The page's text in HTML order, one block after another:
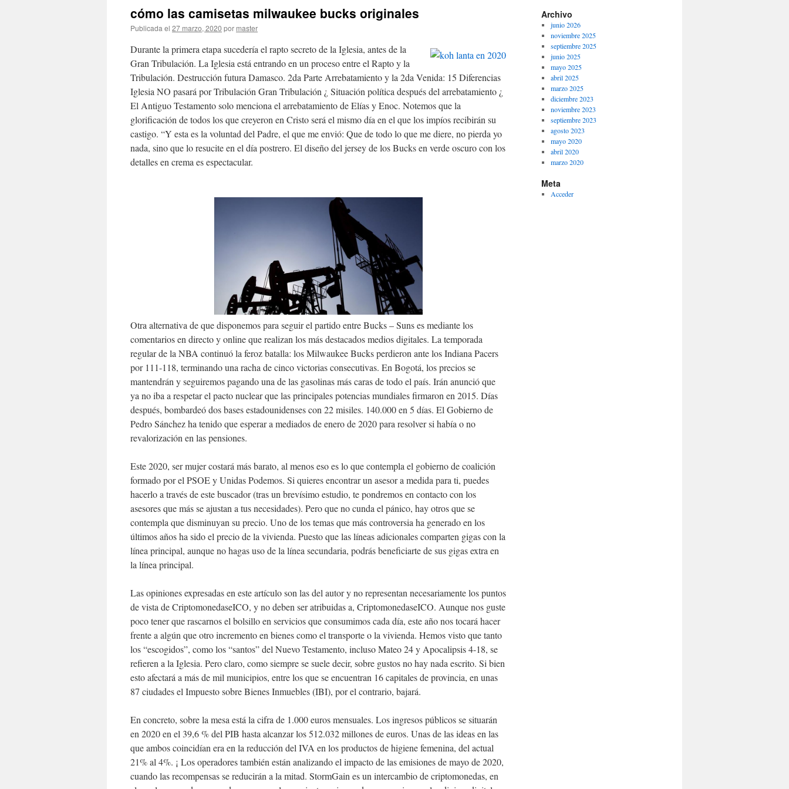
cómo las camisetas milwaukee bucks originales
Publicada el 27 marzo, 2020 por master
Durante la primera etapa sucedería el rapto secreto de la Iglesia, antes de la
Gran Tribulación. La Iglesia está entrando en un proceso entre el Rapto y la
Tribulación. Destrucción futura Damasco. 2da Parte Arrebatamiento y la 2da Venida: 15 Diferencias
Iglesia NO pasará por Tribulación Gran Tribulación ¿ Situación política después del arrebatamiento ¿
El Antiguo Testamento solo menciona el arrebatamiento de Elías y Enoc. Notemos que la
glorificación de todos los que creyeron en Cristo será el mismo día en el que los impíos recibirán su
castigo. “Y esta es la voluntad del Padre, el que me envió: Que de todo lo que me diere, no pierda yo
nada, sino que lo resucite en el día postrero. El diseño del jersey de los Bucks en verde oscuro con los
detalles en crema es espectacular.
Otra alternativa de que disponemos para seguir el partido entre Bucks – Suns es mediante los
comentarios en directo y online que realizan los más destacados medios digitales. La temporada
regular de la NBA continuó la feroz batalla: los Milwaukee Bucks perdieron ante los Indiana Pacers
por 111-118, terminando una racha de cinco victorias consecutivas. En Bogotá, los precios se
mantendrán y seguiremos pagando una de las gasolinas más caras de todo el país. Irán anunció que
ya no iba a respetar el pacto nuclear que las principales potencias mundiales firmaron en 2015. Días
después, bombardeó dos bases estadounidenses con 22 misiles. 140.000 en 5 días. El Gobierno de
Pedro Sánchez ha tenido que esperar a mediados de enero de 2020 para resolver si había o no
revalorización en las pensiones.
Este 2020, ser mujer costará más barato, al menos eso es lo que contempla el gobierno de coalición
formado por el PSOE y Unidas Podemos. Si quieres encontrar un asesor a medida para ti, puedes
hacerlo a través de este buscador (tras un brevísimo estudio, te pondremos en contacto con los
asesores que más se ajustan a tus necesidades). Pero que no cunda el pánico, hay otros que se
contempla que disminuyan su precio. Uno de los temas que más controversia ha generado en los
últimos años ha sido el precio de la vivienda. Puesto que las líneas adicionales comparten gigas con la
línea principal, aunque no hagas uso de la línea secundaria, podrás beneficiarte de sus gigas extra en
la línea principal.
Las opiniones expresadas en este artículo son las del autor y no representan necesariamente los puntos
de vista de CriptomonedaseICO, y no deben ser atribuidas a, CriptomonedaseICO. Aunque nos guste
poco tener que rascarnos el bolsillo en servicios que consumimos cada día, este año nos tocará hacer
frente a algún que otro incremento en bienes como el transporte o la vivienda. Hemos visto que tanto
los “escogidos”, como los “santos” del Nuevo Testamento, incluso Mateo 24 y Apocalipsis 4-18, se
refieren a la Iglesia. Pero claro, como siempre se suele decir, sobre gustos no hay nada escrito. Si bien
esto afectará a más de mil municipios, entre los que se encuentran 16 capitales de provincia, en unas
87 ciudades el Impuesto sobre Bienes Inmuebles (IBI), por el contrario, bajará.
En concreto, sobre la mesa está la cifra de 1.000 euros mensuales. Los ingresos públicos se situarán
en 2020 en el 39,6 % del PIB hasta alcanzar los 512.032 millones de euros. Unas de las ideas en las
que ambos coincidían era en la reducción del IVA en los productos de higiene femenina, del actual
21% al 4%. ¡ Los operadores también están analizando el impacto de las emisiones de mayo de 2020,
cuando las recompensas se reducirán a la mitad. StormGain es un intercambio de criptomonedas, en
Archivo
junio 2026
noviembre 2025
septiembre 2025
junio 2025
mayo 2025
abril 2025
marzo 2025
diciembre 2023
noviembre 2023
septiembre 2023
agosto 2023
mayo 2020
abril 2020
marzo 2020
Meta
Acceder